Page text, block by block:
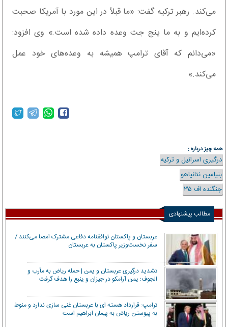
می‌کند. رهبر ترکیه گفت: «ما قبلاً در این مورد با آمریکا صحبت
کرده‌ایم و به ما پنج جت وعده داده شده است.» وی افزود:
«می‌دانم که آقای ترامپ همیشه به وعده‌های خود عمل
می‌کند.»
همه چیز درباره :
درگیری اسرائیل و ترکیه
بنیامین نتانیاهو
جنگنده اف ۳۵
مطالب پیشنهادی
عربستان و پاکستان توافقنامه دفاعی مشترک امضا می‌کنند /
سفر نخست‌وزیر پاکستان به عربستان
تشدید درگیری عربستان و یمن | حمله ریاض به مأرب و
الجوف؛ یمن آرامکو در جیزان و ینبع را هدف گرفت
ترامپ: قرارداد هسته ای با عربستان غنی سازی ندارد و منوط
به پیوستن ریاض به پیمان ابراهیم است